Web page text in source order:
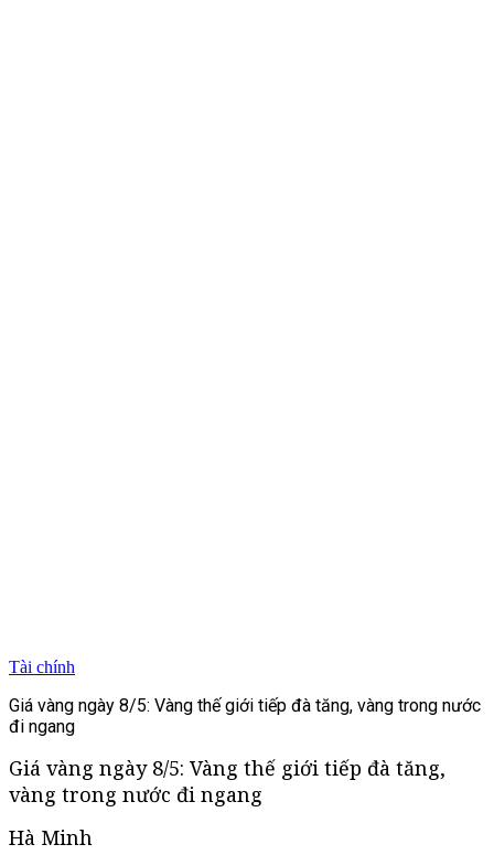
Tài chính
Giá vàng ngày 8/5: Vàng thế giới tiếp đà tăng, vàng trong nước
đi ngang
Giá vàng ngày 8/5: Vàng thế giới tiếp đà tăng,
vàng trong nước đi ngang
Hà Minh